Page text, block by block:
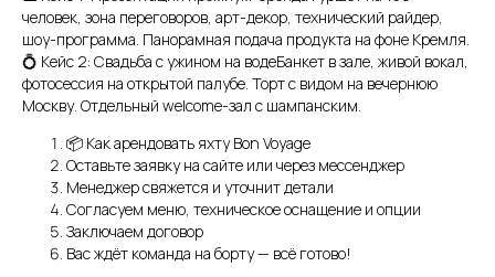
человек, зона переговоров, арт-декор, технический райдер,
шоу-программа. Панорамная подача продукта на фоне Кремля.
💍 Кейс 2: Свадьба с ужином на водеБанкет в зале, живой вокал,
фотосессия на открытой палубе. Торт с видом на вечернюю
Москву. Отдельный welcome-зал с шампанским.
📦 Как арендовать яхту Bon Voyage
Оставьте заявку на сайте или через мессенджер
Менеджер свяжется и уточнит детали
Согласуем меню, техническое оснащение и опции
Заключаем договор
Вас ждёт команда на борту — всё готово!